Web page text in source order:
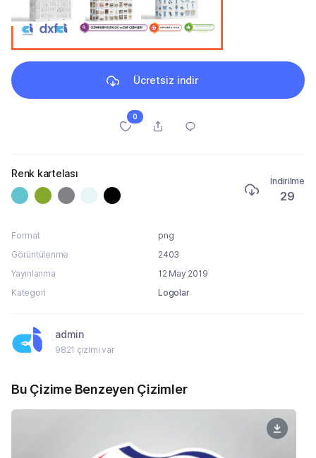
Ücretsiz indir
0
Renk kartelası
İndirilme
29
Format
png
Görüntülenme
2403
Yayınlanma
12 May 2019
Kategori
Logolar
admin
9821 çizimi var
Bu Çizime Benzeyen Çizimler